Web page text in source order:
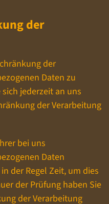
der
der
Daten zu
jederzeit an uns
der Verarbeitung
bei uns
Daten
der Regel Zeit, um dies
der Prüfung haben Sie
der Verarbeitung